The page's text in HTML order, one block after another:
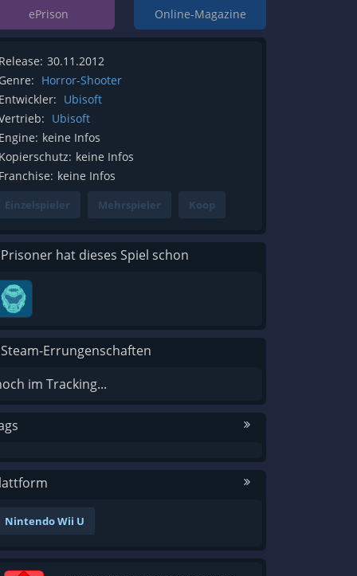
ePrison Online-Magazine
30.11.2012
Horror-Shooter
Ubisoft
Ubisoft
keine Infos
keine Infos
keine Infos
Einzelspieler Mehrspieler Koop
hat dieses Spiel schon
Errungenschaften
im Tracking...
Nintendo Wii U